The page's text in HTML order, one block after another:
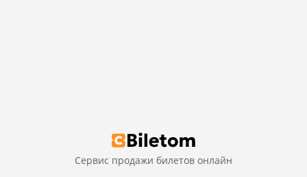
Сервис продажи билетов онлайн